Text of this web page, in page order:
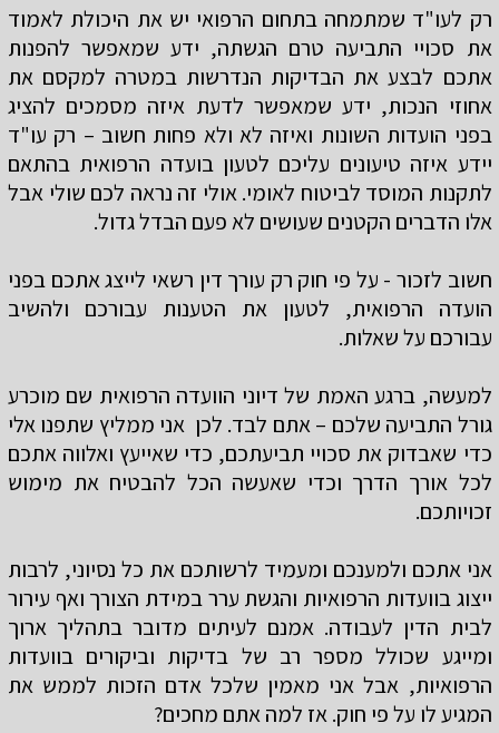
רק לעו"ד שמתמחה בתחום הרפואי יש את היכולת לאמוד
את סכויי התביעה טרם הגשתה, ידע שמאפשר להפנות
אתכם לבצע את הבדיקות הנדרשות במטרה למקסם את
אחוזי הנכות, ידע שמאפשר לדעת איזה מסמכים להציג
בפני הועדות השונות ואיזה לא ולא פחות חשוב – רק עו"ד
יידע איזה טיעונים עליכם לטעון בועדה הרפואית בהתאם
לתקנות המוסד לביטוח לאומי. אולי זה נראה לכם שולי אבל
אלו הדברים הקטנים שעושים לא פעם הבדל גדול.
חשוב לזכור - על פי חוק רק עורך דין רשאי לייצג אתכם בפני
הועדה הרפואית, לטעון את הטענות עבורכם ולהשיב
עבורכם על שאלות.
למעשה, ברגע האמת של דיוני הוועדה הרפואית שם מוכרע
גורל התביעה שלכם – אתם לבד. לכן אני ממליץ שתפנו אלי
כדי שאבדוק את סכויי תביעתכם, כדי שאייעץ ואלווה אתכם
לכל אורך הדרך וכדי שאעשה הכל להבטיח את מימוש
זכויותכם.
אני אתכם ולמענכם ומעמיד לרשותכם את כל נסיוני, לרבות
ייצוג בוועדות הרפואיות והגשת ערר במידת הצורך ואף עירור
לבית הדין לעבודה. אמנם לעיתים מדובר בתהליך ארוך
ומייגע שכולל מספר רב של בדיקות וביקורים בוועדות
הרפואיות, אבל אני מאמין שלכל אדם הזכות לממש את
המגיע לו על פי חוק. אז למה אתם מחכים?